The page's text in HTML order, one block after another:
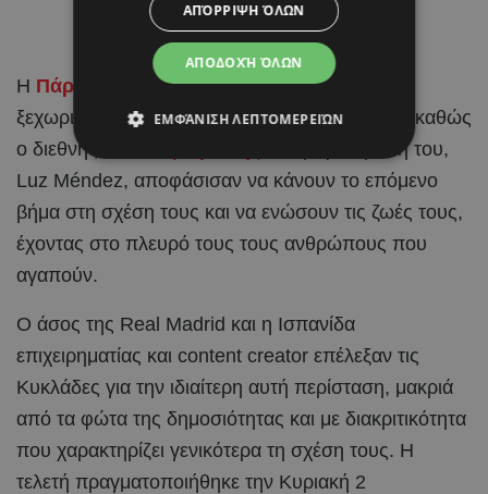
Η Πάρος
έγινε το σκηνικό για μια από τις πιο
ξεχωριστές στιγμές στη ζωή του Brahim Díaz, καθώς
ο διεθνής
και η αγαπημένη του,
Luz Méndez, αποφάσισαν να κάνουν το επόμενο
βήμα στη σχέση τους και να ενώσουν τις ζωές τους,
έχοντας στο πλευρό τους τους ανθρώπους που
αγαπούν.
Ο άσος της Real Madrid και η Ισπανίδα
επιχειρηματίας και content creator επέλεξαν τις
Κυκλάδες για την ιδιαίτερη αυτή περίσταση, μακριά
από τα φώτα της δημοσιότητας και με διακριτικότητα
που χαρακτηρίζει γενικότερα τη σχέση τους. Η
τελετή πραγματοποιήθηκε την Κυριακή 2
ΑΠΟΔΟΧΉ ΌΛΩΝ
ΑΠΌΡΡΙΨΗ ΌΛΩΝ
ΕΜΦΆΝΙΣΗ ΛΕΠΤΟΜΕΡΕΙΏΝ